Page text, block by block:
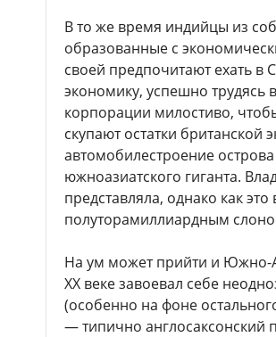
В то же время индийцы из
образованные с
своей предпочитают ехать
экономику, успешно
корпорации милостиво,
скупают остатки британской
автомобилестроение
южноазиатского гиганта.
представляла, однако как
полуторамиллиардным
На ум может прийти и Южно-
ХХ веке завоевал себе
(особенно на фоне
— типично англосаксонский